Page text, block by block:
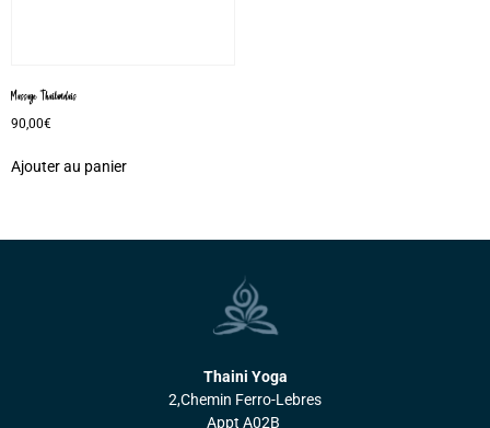
Massage Thailandais
90,00€
Ajouter au panier
Thaini Yoga
2,Chemin Ferro-Lebres
Appt A02B